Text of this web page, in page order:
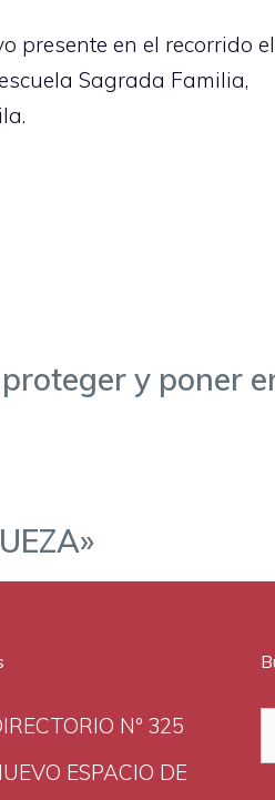
presente en el recorrido el
Sagrada Familia,
y poner
Nº 325
ESPACIO DE